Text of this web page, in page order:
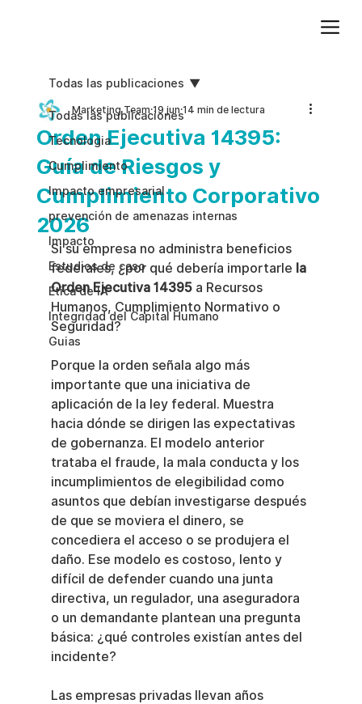
Todas las publicaciones
Tecnologia
Cumplimiento
Impacto empresarial
prevención de amenazas internas
Impacto
Estudios de caso
Etica de IA
Integridad del Capital Humano
Guias
Todas las publicaciones
Orden Ejecutiva 14395:
Guía de Riesgos y
Cumplimiento Corporativo
2026
Marketing Team 19 jun 14 min de lectura
Si su empresa no administra beneficios
federales, ¿por qué debería importarle la
Orden Ejecutiva 14395 a Recursos
Humanos, Cumplimiento Normativo o
Seguridad?
Porque la orden señala algo más
importante que una iniciativa de
aplicación de la ley federal. Muestra
hacia dónde se dirigen las expectativas
de gobernanza. El modelo anterior
trataba el fraude, la mala conducta y los
incumplimientos de elegibilidad como
asuntos que debían investigarse después
de que se moviera el dinero, se
concediera el acceso o se produjera el
daño. Ese modelo es costoso, lento y
difícil de defender cuando una junta
directiva, un regulador, una aseguradora
o un demandante plantean una pregunta
básica: ¿qué controles existían antes del
incidente?
Las empresas privadas llevan años